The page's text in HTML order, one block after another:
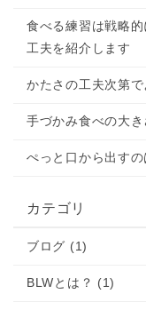
食べる練習は戦略
工夫を紹介します
かたさの工夫次第
手づかみ食べの大
ぺっと口から出す
カテゴリ
ブログ (1)
BLWとは？ (1)